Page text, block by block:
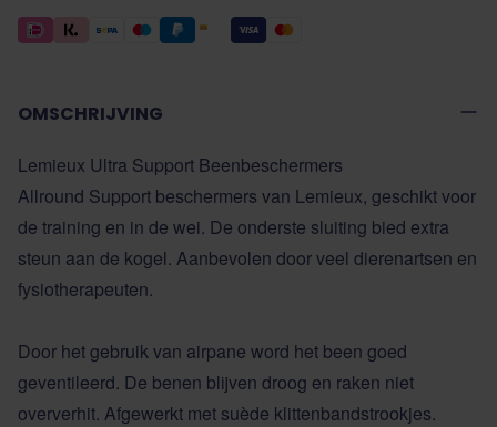
OMSCHRIJVING
Lemieux Ultra Support Beenbeschermers
Allround Support beschermers van Lemieux, geschikt voor
de training en in de wei. De onderste sluiting bied extra
steun aan de kogel. Aanbevolen door veel dierenartsen en
fysiotherapeuten.
Door het gebruik van airpane word het been goed
geventileerd. De benen blijven droog en raken niet
oververhit. Afgewerkt met suède klittenbandstrookjes.